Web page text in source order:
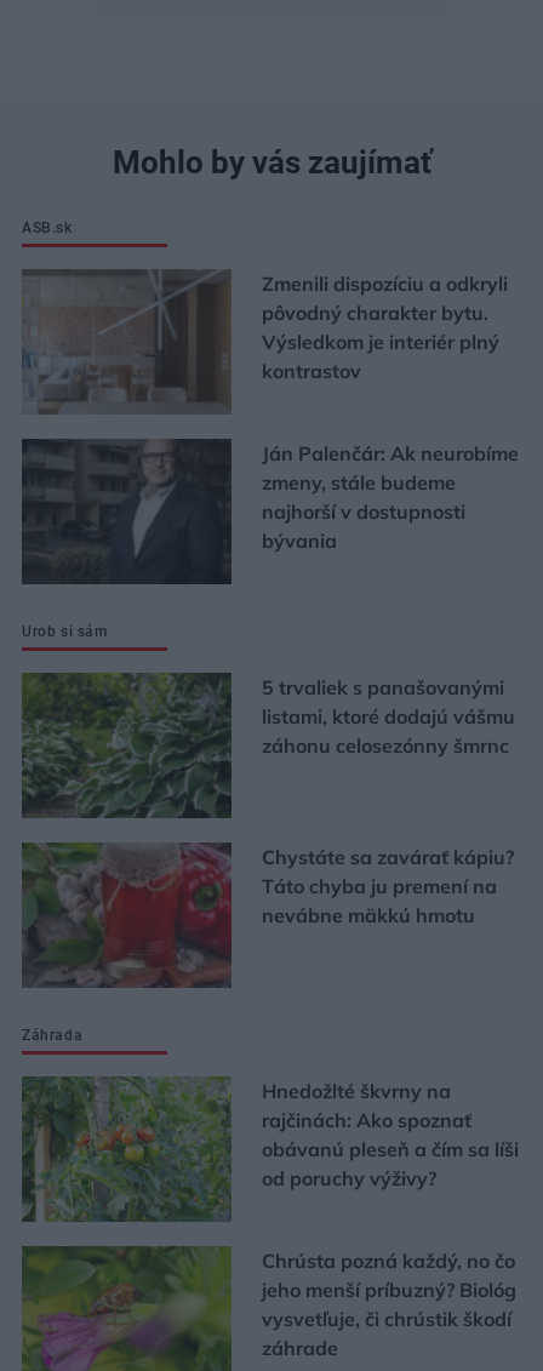
Mohlo by vás zaujímať
ASB.sk
Zmenili dispozíciu a odkryli
pôvodný charakter bytu.
Výsledkom je interiér plný
kontrastov
Ján Palenčár: Ak neurobíme
zmeny, stále budeme
najhorší v dostupnosti
bývania
Urob si sám
5 trvaliek s panašovanými
listami, ktoré dodajú vášmu
záhonu celosezónny šmrnc
Chystáte sa zavárať kápiu?
Táto chyba ju premení na
nevábne mäkkú hmotu
Záhrada
Hnedožlté škvrny na
rajčinách: Ako spoznať
obávanú pleseň a čím sa líši
od poruchy výživy?
Chrústa pozná každý, no čo
jeho menší príbuzný? Biológ
vysvetľuje, či chrústik škodí
záhrade